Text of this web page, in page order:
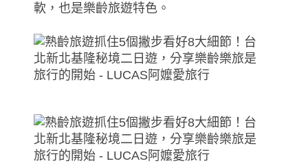
軟，也是樂齡旅遊特色。